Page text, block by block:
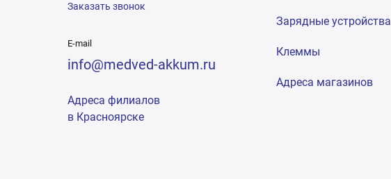
Заказать звонок
E-mail
info@medved-akkum.ru
Адреса филиалов
в Красноярске
Зарядные устройства
Клеммы
Адреса магазинов